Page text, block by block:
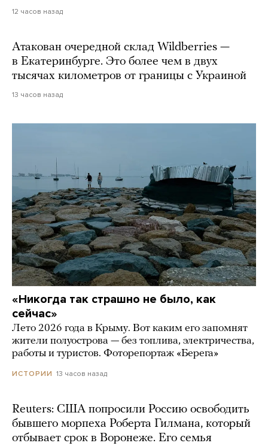
12 часов назад
Атакован очередной склад Wildberries —
в Екатеринбурге. Это более чем в двух
тысячах километров от границы с Украиной
13 часов назад
«Никогда так страшно не было, как
сейчас»
Лето 2026 года в Крыму. Вот каким его запомнят
жители полуострова — без топлива, электричества,
работы и туристов. Фоторепортаж «Берега»
ИСТОРИИ 13 часов назад
Reuters: США попросили Россию освободить
бывшего морпеха Роберта Гилмана, который
отбывает срок в Воронеже. Его семья